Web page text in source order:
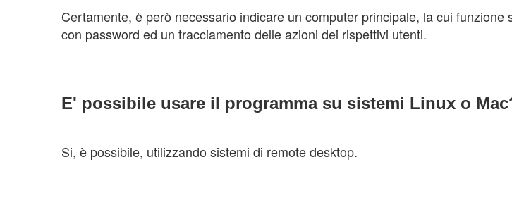
Certamente, è però necessario indicare un computer principale, la cui
con password ed un tracciamento delle azioni dei rispettivi utenti.
E' possibile usare il programma su sistemi Linux o
Si, è possibile, utilizzando sistemi di remote desktop.